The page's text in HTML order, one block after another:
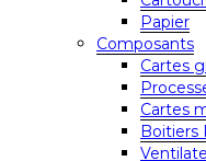
Papier
Composants
Cartes
Cartes
Boitiers